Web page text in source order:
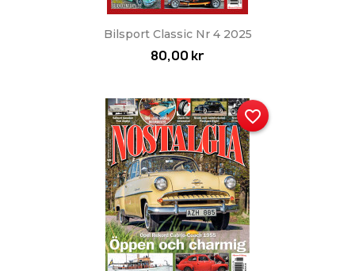
Bilsport Classic Nr 4 2025
80,00 kr
favorite_border